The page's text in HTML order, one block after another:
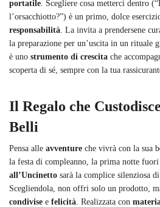
portatile . Scegliere cosa metterci dentro
l’orsacchiotto?”) è un primo, dolce
responsabilità . La invita a prendersene
la preparazione per un’uscita in un rituale
è uno strumento di crescita che
scoperta di sé, sempre con la tua
Il Regalo che
Belli
Pensa alle avventure che vivrà con la sua
la festa di compleanno, la prima notte fuori
all’Uncinetto sarà la complice silenziosa
Scegliendola, non offri solo un prodotto,
condivise e felicità . Realizzata con